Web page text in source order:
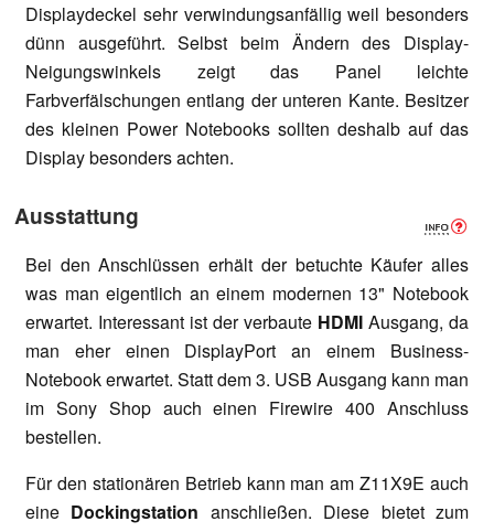
Displaydeckel sehr verwindungsanfällig weil besonders
dünn ausgeführt. Selbst beim Ändern des Display-
Neigungswinkels zeigt das Panel leichte
Farbverfälschungen entlang der unteren Kante. Besitzer
des kleinen Power Notebooks sollten deshalb auf das
Display besonders achten.
Ausstattung
Bei den Anschlüssen erhält der betuchte Käufer alles
was man eigentlich an einem modernen 13" Notebook
erwartet. Interessant ist der verbaute HDMI Ausgang, da
man eher einen DisplayPort an einem Business-
Notebook erwartet. Statt dem 3. USB Ausgang kann man
im Sony Shop auch einen Firewire 400 Anschluss
bestellen.
Für den stationären Betrieb kann man am Z11X9E auch
eine Dockingstation anschließen. Diese bietet zum